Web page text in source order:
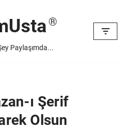
Paylaşımda...
ı Şerif
Olsun